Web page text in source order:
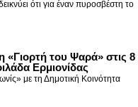
ότι για έναν πυροσβέστη το
«Γιορτή του Ψαρά» στις 8
Ερμιονίδας
με τη Δημοτική Κοινότητα